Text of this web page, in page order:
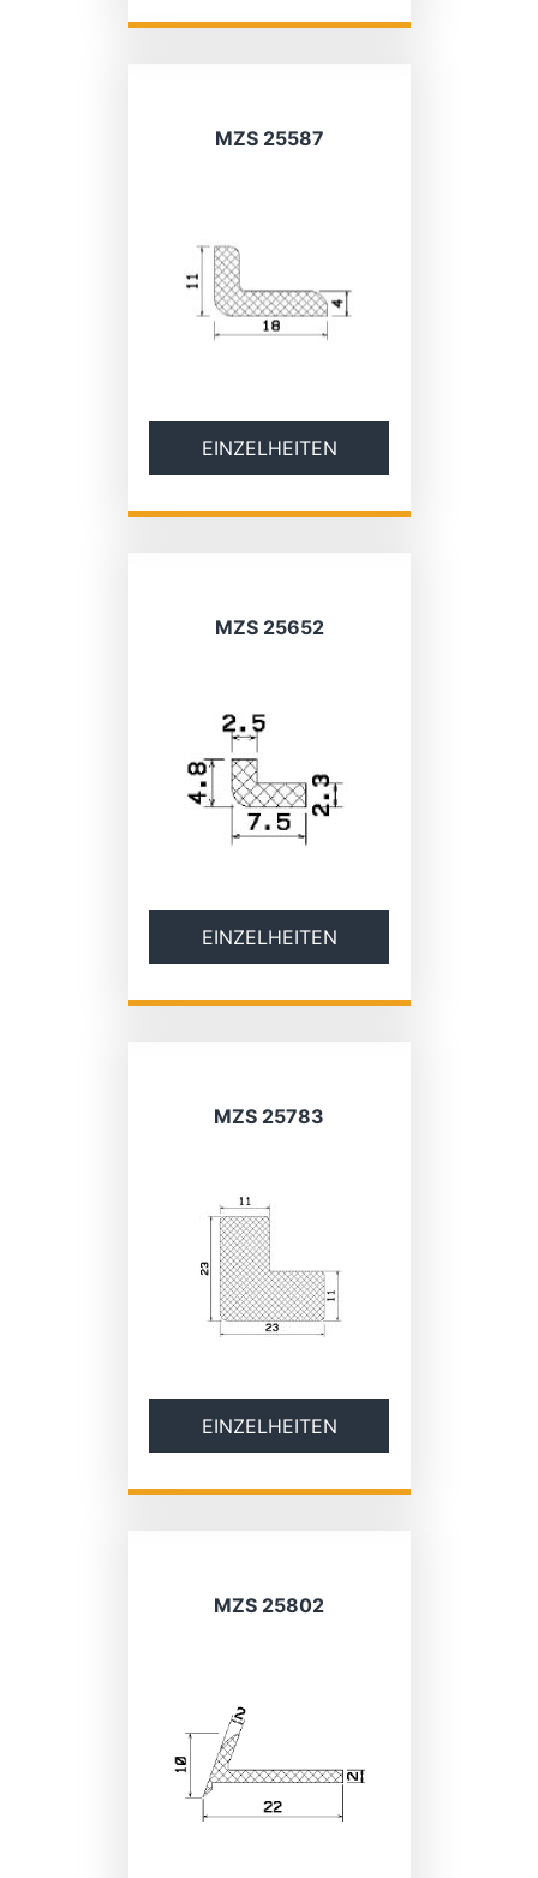
MZS 25587
EINZELHEITEN
MZS 25652
EINZELHEITEN
MZS 25783
EINZELHEITEN
MZS 25802